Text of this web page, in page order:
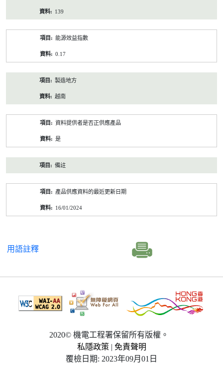
139
能源效益指數
0.17
製造地方
越南
資料提供者是否正供應產品
是
備註
產品供應資料的最近更新日期
16/01/2024
用語註釋
2020© 機電工程署保留所有版權。
私隱政策 | 免責聲明
覆檢日期: 2023年09月01日